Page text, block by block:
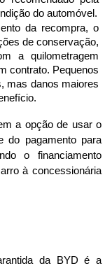
do automóvel.
da recompra, o
de conservação,
a quilometragem
contrato. Pequenos
mas danos maiores
a opção de usar o
do pagamento para
o financiamento
à concessionária
da BYD é a